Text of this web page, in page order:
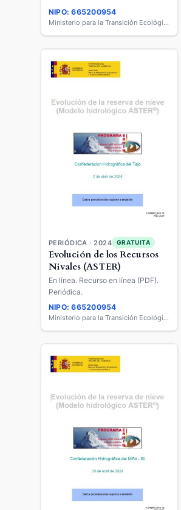
NIPO: 665200954
Ministerio para la Transición Ecológica y el Reto Demográfico
PERIÓDICA · 2024 GRATUITA
Evolución de los Recursos
Nivales (ASTER)
En línea. Recurso en línea (PDF).
Periódica.
NIPO: 665200954
Ministerio para la Transición Ecológica y el Reto Demográfico